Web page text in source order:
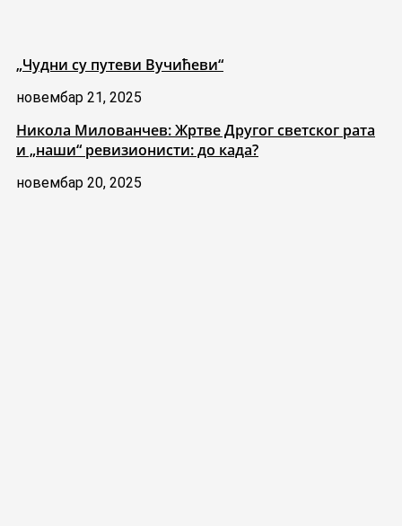
„Чудни су путеви Вучићеви“
новембар 21, 2025
Никола Милованчев: Жртве Другог светског рата
и „наши“ ревизионисти: до када?
новембар 20, 2025